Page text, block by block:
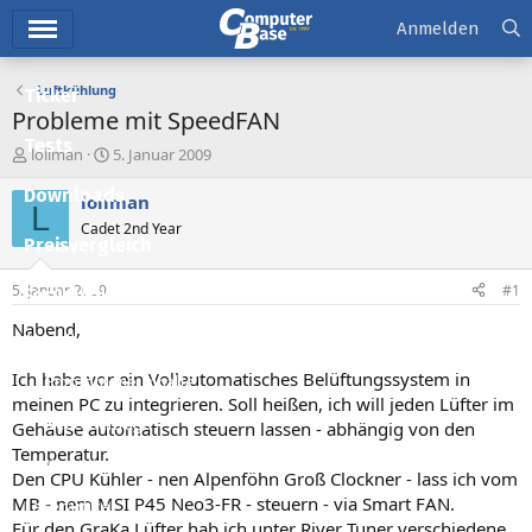
Ticker
Tests
Downloads
Preisvergleich
Forum
Aktuelles
Empfohlene Inhalte
Neue Beiträge
Neueste Aktivitäten
Leserartikel
Anmelden
Luftkühlung
Probleme mit SpeedFAN
E
s
e
e
r
loliman
E
s
e
t
5. Januar 2009
L loliman
Cadet 2nd Year
5. Januar 2009 #1
Nabend,
Ich habe vor ein Vollautomatisches Belüftungssystem in
meinen PC zu integrieren. Soll heißen, ich will jeden Lüfter im
Gehäuse automatisch steuern lassen - abhängig von den
Temperatur.
Den CPU Kühler - nen Alpenföhn Groß Clockner - lass ich vom
MB - nem MSI P45 Neo3-FR - steuern - via Smart FAN.